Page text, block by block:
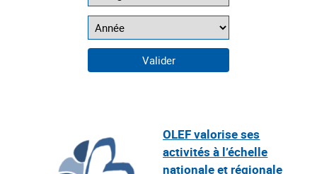
OLEF valorise ses
activités à l’échelle
nationale et régionale